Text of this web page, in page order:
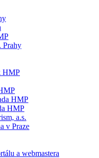
Prahy
HMP
HMP
HMP
a.s.
v Praze
a webmastera